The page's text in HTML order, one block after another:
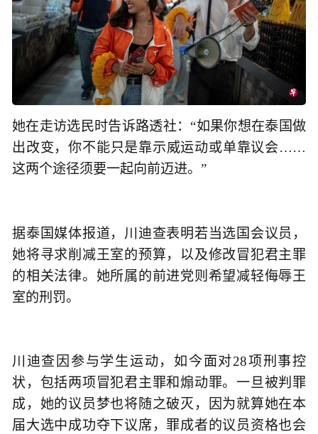
她在走访选民时告诉路透社：“如果你想在泰国做
出改变，你不能只是靠示威运动或单靠议会……
这两个途径须要一起向前迈进。”
据泰国媒体报道，川迪查表明若当选国会议员，
她将寻求削减王室的预算，以及修改冒犯君主罪
的相关法律。她所属的前进党则希望减轻侮辱王
室的刑罚。
川迪查因参与学生运动，如今面对28项刑事控
状，包括两项冒犯君主罪和煽动罪。一旦被判罪
成，她的议员梦也将随之破灭，因为就算她在本
届大选中成功夺下议席，罪成者的议员资格也会